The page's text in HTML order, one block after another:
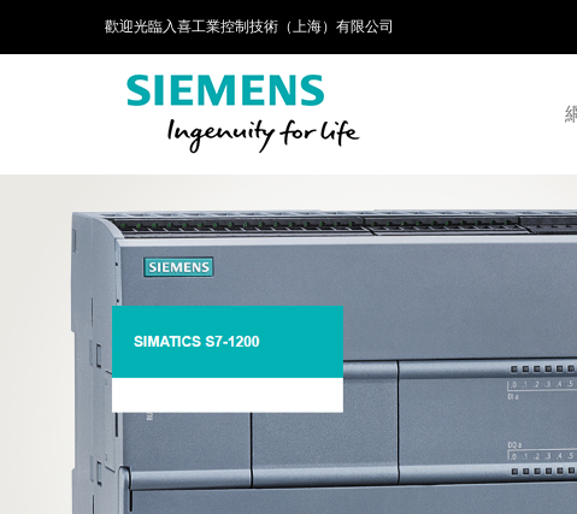
歡迎光臨入喜工業控制技術（上海）有限公司